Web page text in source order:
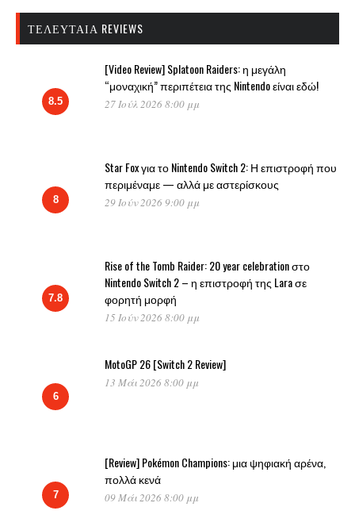
ΤΕΛΕΥΤΑΊΑ REVIEWS
8.5
[Video Review] Splatoon Raiders: η μεγάλη
“μοναχική” περιπέτεια της Nintendo είναι εδώ!
27 Ιούλ 2026 8:00 μμ
8
Star Fox για το Nintendo Switch 2: Η επιστροφή που
περιμέναμε — αλλά με αστερίσκους
29 Ιούν 2026 9:00 μμ
7.8
Rise of the Tomb Raider: 20 year celebration στο
Nintendo Switch 2 – η επιστροφή της Lara σε
φορητή μορφή
15 Ιούν 2026 8:00 μμ
6
MotoGP 26 [Switch 2 Review]
13 Μάι 2026 8:00 μμ
7
[Review] Pokémon Champions: μια ψηφιακή αρένα,
πολλά κενά
09 Μάι 2026 8:00 μμ